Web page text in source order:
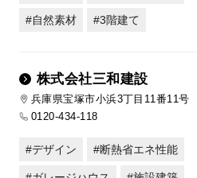
自然素材 3階建て
株式会社三和建設
兵庫県宝塚市小浜3丁目11番11号
0120-434-118
デザイン 断熱省エネ性能